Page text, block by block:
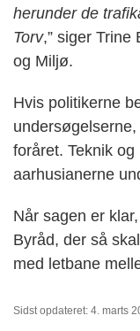
herunder de
Torv,” siger Trine
og Miljø.
Hvis politikerne
foråret. Teknik
aarhusianerne
Når sagen er
Byråd, der så
med letbane
Sidst opdateret: 4. marts